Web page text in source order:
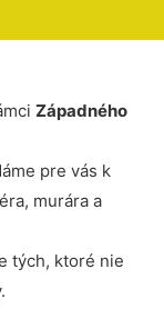
Západného
pre vás k
murára a
tých, ktoré nie